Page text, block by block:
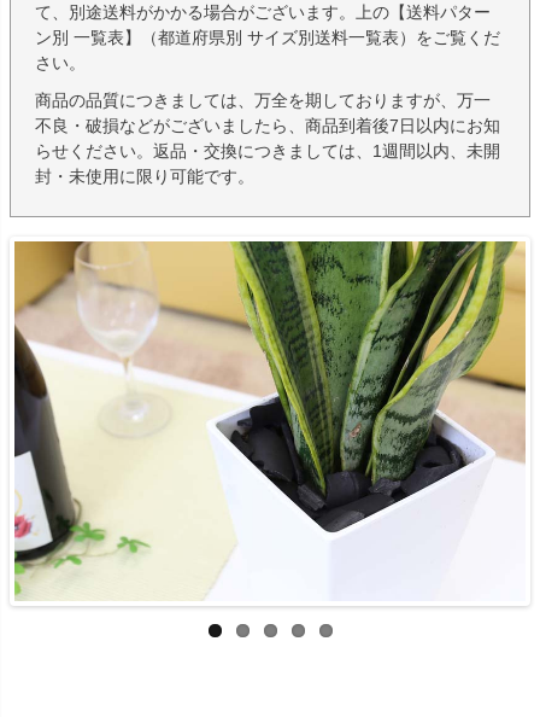
て、別途送料がかかる場合がございます。上の【送料パター
ン別 一覧表】（都道府県別 サイズ別送料一覧表）をご覧くだ
さい。
商品の品質につきましては、万全を期しておりますが、万一
不良・破損などがございましたら、商品到着後7日以内にお知
らせください。返品・交換につきましては、1週間以内、未開
封・未使用に限り可能です。